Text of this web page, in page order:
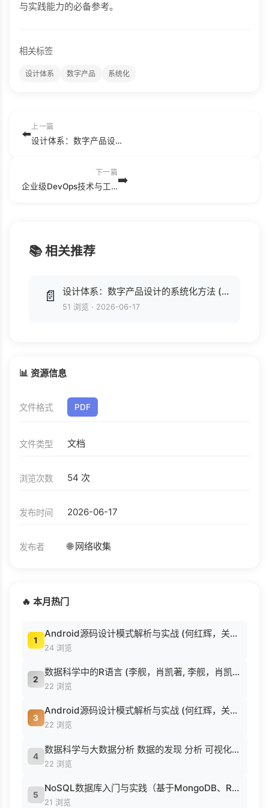
与实践能力的必备参考。
相关标签
设计体系 数字产品 系统化
⬅️
上一篇
设计体系：数字产品设计的系统化方法 ([英] 阿拉·霍尔马托娃, 望以文) .pdf
下一篇
企业级DevOps技术与工具实战 (刘淼).pdf➡️
📚 相关推荐
📄 设计体系：数字产品设计的系统化方法 ([英] 阿拉·霍尔马托娃, 望以文) .pdf
51 浏览 · 2026-06-17
📊 资源信息
文件格式 PDF
文件类型 文档
浏览次数 54 次
发布时间 2026-06-17
发布者 🌐 网络收集
🔥 本月热门
1
Android源码设计模式解析与实战 (何红辉，关爱民著, 何红辉, 关爱民著, 何红辉, 关爱民).pdf
24 浏览
2
数据科学中的R语言 (李舰，肖凯著, 李舰，肖凯著；吴喜之审校, Pdg2Pic).pdf
22 浏览
3
Android源码设计模式解析与实战 (何红辉，关爱民著, 何红辉, 关爱民著, 何红辉, 关爱民).pdf
22 浏览
4
数据科学与大数据分析 数据的发现 分析 可视化与表示 ( etc.).epub
22 浏览
5
NoSQL数据库入门与实践（基于MongoDB、Redis） (刘瑜 刘胜松).pdf
21 浏览